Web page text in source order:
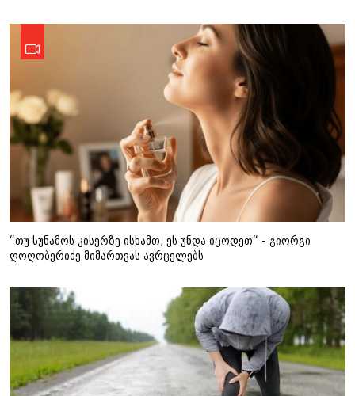
“თუ სუნამოს კისერზე ისხამთ, ეს უნდა იცოდეთ“ - გიორგი
ღოღობერიძე მიმართვას ავრცელებს